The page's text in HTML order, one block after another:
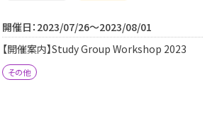
IMI本サイトへ
開催日：2023/07/26～2023/08/01
【開催案内】Study Group Workshop 2023
その他